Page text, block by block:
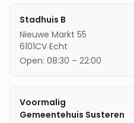
Stadhuis B
Nieuwe Markt 55
6101CV Echt
Open: 08:30 – 22:00
Voormalig
Gemeentehuis Susteren